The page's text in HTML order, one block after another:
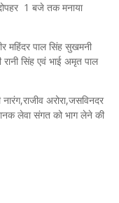
1 बजे तक मनाया
महिंदर पाल सिंह सुखमनी
सिंह एवं भाई अमृत पाल
अरोरा,जसविनदर
लेवा संगत को भाग लेने की